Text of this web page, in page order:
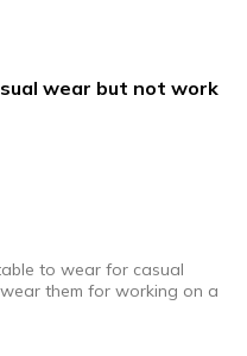
wear but not work
to wear for casual
them for working on a